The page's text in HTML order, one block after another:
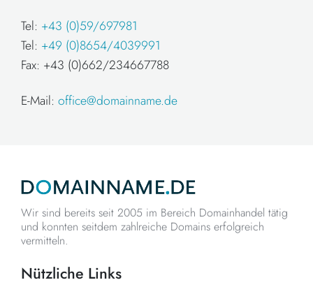
Tel: +43 (0)59/697981
Tel: +49 (0)8654/4039991
Fax: +43 (0)662/234667788
E-Mail: office@domainname.de
Wir sind bereits seit 2005 im Bereich Domainhandel tätig
und konnten seitdem zahlreiche Domains erfolgreich
vermitteln.
Nützliche Links